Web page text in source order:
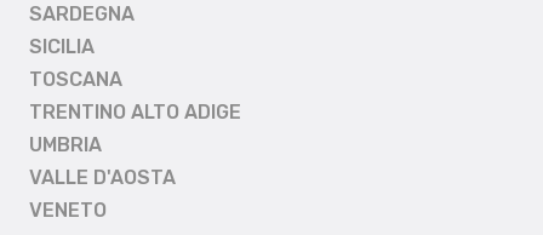
SARDEGNA
SICILIA
TOSCANA
TRENTINO ALTO ADIGE
UMBRIA
VALLE D'AOSTA
VENETO